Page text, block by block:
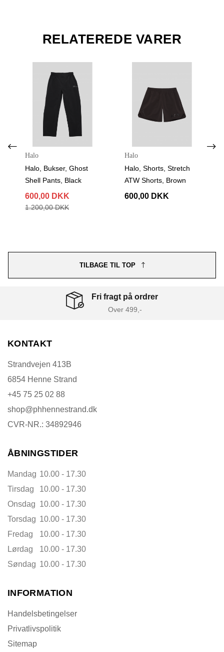
RELATEREDE VARER
Halo
Halo, Bukser, Ghost
Shell Pants, Black
600,00 DKK
1.200,00 DKK
Halo
Halo, Shorts, Stretch
ATW Shorts, Brown
600,00 DKK
TILBAGE TIL TOP
Fri fragt på ordrer
Over 499,-
KONTAKT
Strandvejen 413B
6854 Henne Strand
+45 75 25 02 88
shop@phhennestrand.dk
CVR-NR.: 34892946
ÅBNINGSTIDER
Mandag 10.00 - 17.30
Tirsdag
10.00 - 17.30
Onsdag 10.00 - 17.30
Torsdag 10.00 - 17.30
Fredag
10.00 - 17.30
Lørdag
10.00 - 17.30
Søndag 10.00 - 17.30
INFORMATION
Handelsbetingelser
Privatlivspolitik
Sitemap